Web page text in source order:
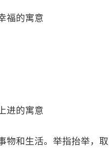
福的寓意
进的寓意
物和生活。举指抬举，